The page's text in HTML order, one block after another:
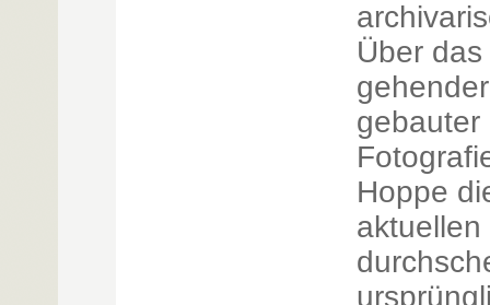
Über
gebauter
Hoppe
aktuellen